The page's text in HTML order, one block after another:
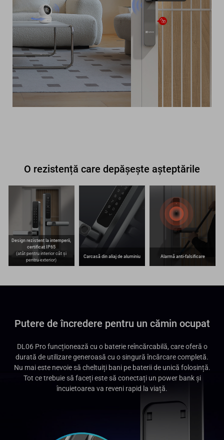
O rezistență care depășește așteptările
Design rezistent la intemperii,
certificat IP65
(atât pentru interior cât și
pentru exterior)
Carcasă din aliaj de aluminiu Alarmă anti-falsificare
Putere de încredere pentru un cămin ocupat
DL06 Pro funcționează cu o baterie reîncărcabilă, care oferă o
durată de utilizare generoasă cu o singură încărcare completă.
Nu mai este nevoie să cheltuiți bani pe baterii de unică folosință.
Tot ce trebuie să faceți este să conectați un power bank și
încuietoarea va reveni rapid la viață.